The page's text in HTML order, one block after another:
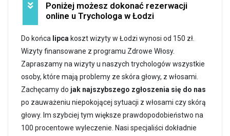
Poniżej możesz dokonać rezerwacji
online u Trychologa w Łodzi
Do końca lipca koszt wizyty w Łodzi wynosi od 150 zł.
Wizyty finansowane z programu Zdrowe Włosy.
Zapraszamy na wizyty u naszych trychologów wszystkie
osoby, które mają problemy ze skóra głowy, z włosami.
Zachęcamy do jak najszybszego zgłoszenia się do nas
po zauważeniu niepokojącej sytuacji z włosami czy skórą
głowy. Im szybciej tym większe prawdopodobieństwo na
100 procentowe wyleczenie. Nasi specjaliści dokładnie